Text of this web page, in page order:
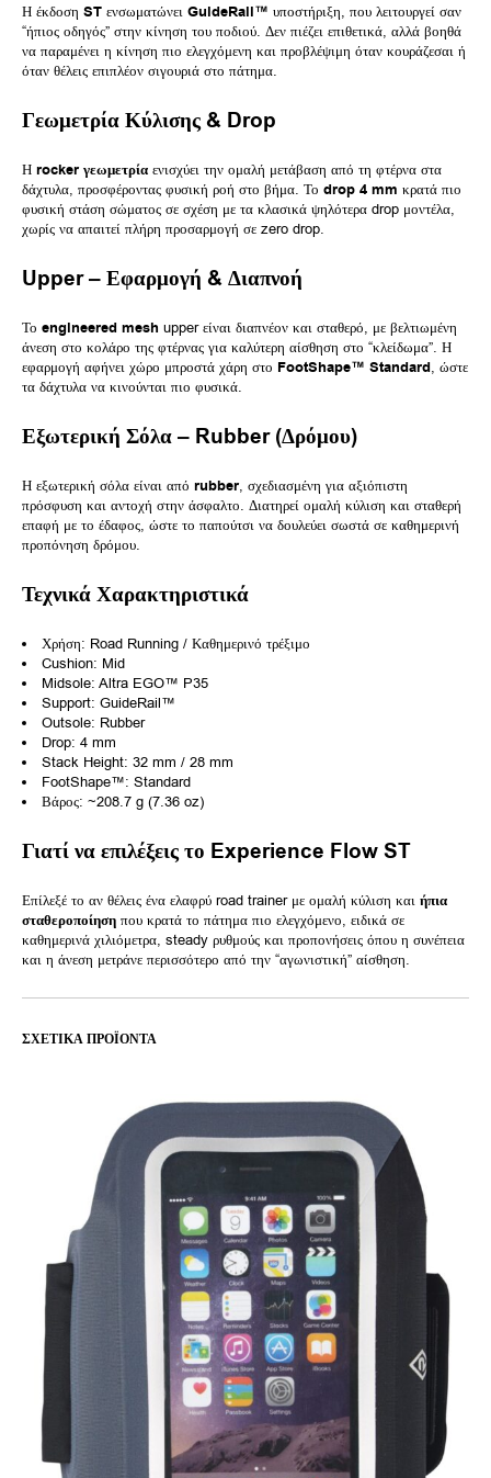
Η έκδοση ST ενσωματώνει GuideRail™ υποστήριξη, που λειτουργεί σαν
“ήπιος οδηγός” στην κίνηση του ποδιού. Δεν πιέζει επιθετικά, αλλά βοηθά
να παραμένει η κίνηση πιο ελεγχόμενη και προβλέψιμη όταν κουράζεσαι ή
όταν θέλεις επιπλέον σιγουριά στο πάτημα.
Γεωμετρία Κύλισης & Drop
Η rocker γεωμετρία ενισχύει την ομαλή μετάβαση από τη φτέρνα στα
δάχτυλα, προσφέροντας φυσική ροή στο βήμα. Το drop 4 mm κρατά πιο
φυσική στάση σώματος σε σχέση με τα κλασικά ψηλότερα drop μοντέλα,
χωρίς να απαιτεί πλήρη προσαρμογή σε zero drop.
Upper – Εφαρμογή & Διαπνοή
Το engineered mesh upper είναι διαπνέον και σταθερό, με βελτιωμένη
άνεση στο κολάρο της φτέρνας για καλύτερη αίσθηση στο “κλείδωμα”. Η
εφαρμογή αφήνει χώρο μπροστά χάρη στο FootShape™ Standard, ώστε
τα δάχτυλα να κινούνται πιο φυσικά.
Εξωτερική Σόλα – Rubber (Δρόμου)
Η εξωτερική σόλα είναι από rubber, σχεδιασμένη για αξιόπιστη
πρόσφυση και αντοχή στην άσφαλτο. Διατηρεί ομαλή κύλιση και σταθερή
επαφή με το έδαφος, ώστε το παπούτσι να δουλεύει σωστά σε καθημερινή
προπόνηση δρόμου.
Τεχνικά Χαρακτηριστικά
Χρήση: Road Running / Καθημερινό τρέξιμο
Cushion: Mid
Midsole: Altra EGO™ P35
Support: GuideRail™
Outsole: Rubber
Drop: 4 mm
Stack Height: 32 mm / 28 mm
FootShape™: Standard
Βάρος: ~208.7 g (7.36 oz)
Γιατί να επιλέξεις το Experience Flow ST
Επίλεξέ το αν θέλεις ένα ελαφρύ road trainer με ομαλή κύλιση και ήπια
σταθεροποίηση που κρατά το πάτημα πιο ελεγχόμενο, ειδικά σε
καθημερινά χιλιόμετρα, steady ρυθμούς και προπονήσεις όπου η συνέπεια
και η άνεση μετράνε περισσότερο από την “αγωνιστική” αίσθηση.
ΣΧΕΤΙΚΆ ΠΡΟΪΌΝΤΑ